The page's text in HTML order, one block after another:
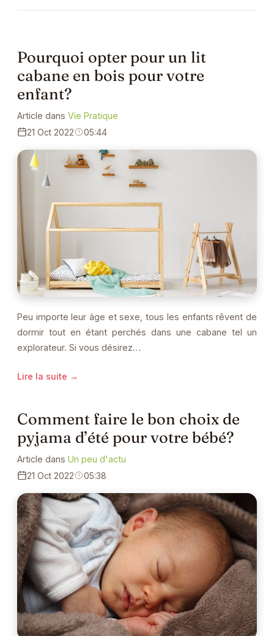
Pourquoi opter pour un lit
cabane en bois pour votre
enfant?
Article dans Vie Pratique
21 Oct 2022
05:44
Peu importe leur âge et sexe, tous les enfants rêvent de
dormir tout en étant perchés dans une cabane tel un
explorateur. Si vous désirez…
Lire la suite →
Comment faire le bon choix de
pyjama d’été pour votre bébé?
Article dans Un peu d'actu
21 Oct 2022
05:38